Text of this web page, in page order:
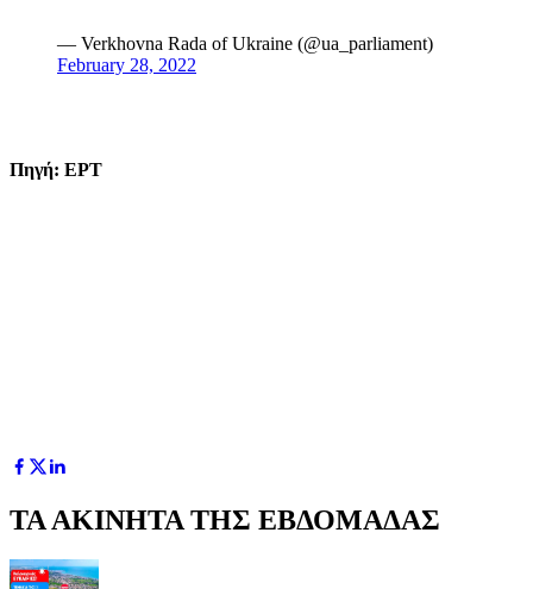
— Verkhovna Rada of Ukraine (@ua_parliament)
February 28, 2022
Πηγή: ΕΡΤ
ΤΑ ΑΚΙΝΗΤΑ ΤΗΣ ΕΒΔΟΜΑΔΑΣ